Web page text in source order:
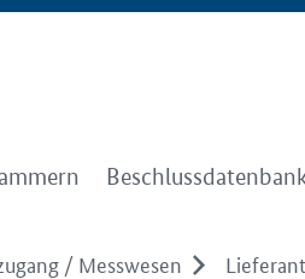
/ Messwesen